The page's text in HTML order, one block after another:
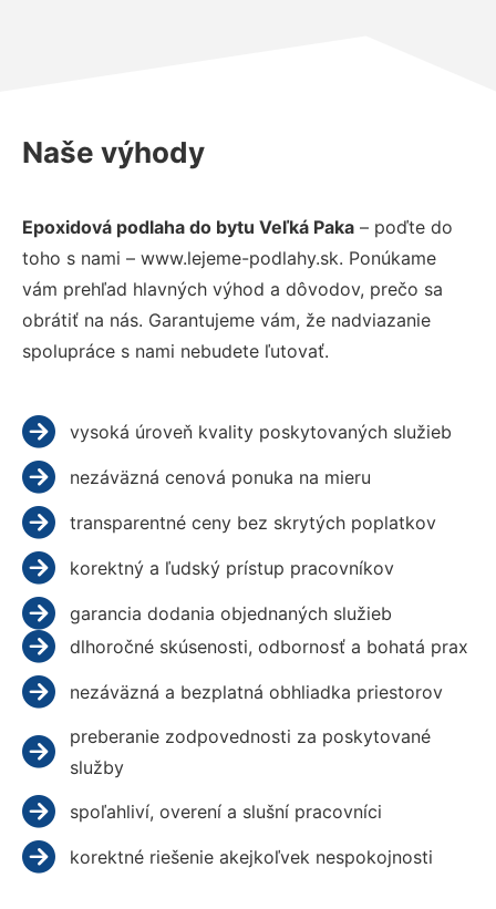
Naše výhody
Epoxidová podlaha do bytu Veľká Paka – poďte do
toho s nami – www.lejeme-podlahy.sk. Ponúkame
vám prehľad hlavných výhod a dôvodov, prečo sa
obrátiť na nás. Garantujeme vám, že nadviazanie
spolupráce s nami nebudete ľutovať.
vysoká úroveň kvality poskytovaných služieb
nezáväzná cenová ponuka na mieru
transparentné ceny bez skrytých poplatkov
korektný a ľudský prístup pracovníkov
garancia dodania objednaných služieb
dlhoročné skúsenosti, odbornosť a bohatá prax
nezáväzná a bezplatná obhliadka priestorov
preberanie zodpovednosti za poskytované
služby
spoľahliví, overení a slušní pracovníci
korektné riešenie akejkoľvek nespokojnosti